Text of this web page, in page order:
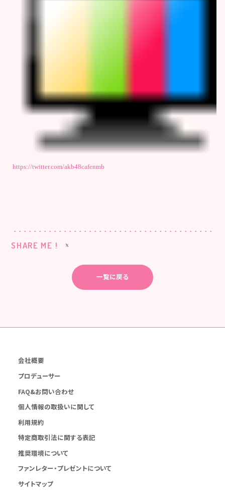
https://twitter.com/akb48cafenmb
SHARE ME !
一覧に戻る
会社概要
プロデューサー
FAQ&お問い合わせ
個人情報の取扱いに関して
利用規約
特定商取引法に関する表記
推奨環境について
ファンレター・プレゼントについて
サイトマップ